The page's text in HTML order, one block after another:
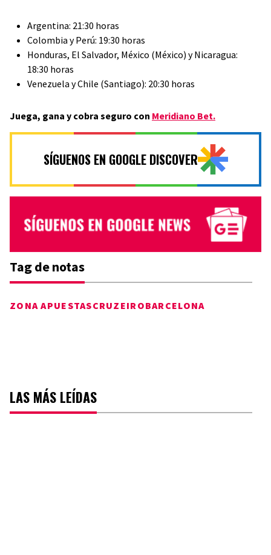
Argentina: 21:30 horas
Colombia y Perú: 19:30 horas
Honduras, El Salvador, México (México) y Nicaragua:
18:30 horas
Venezuela y Chile (Santiago): 20:30 horas
Juega, gana y cobra seguro con Meridiano Bet.
SÍGUENOS EN GOOGLE DISCOVER
Tag de notas
ZONA APUESTASCRUZEIROBARCELONA
LAS MÁS LEÍDAS